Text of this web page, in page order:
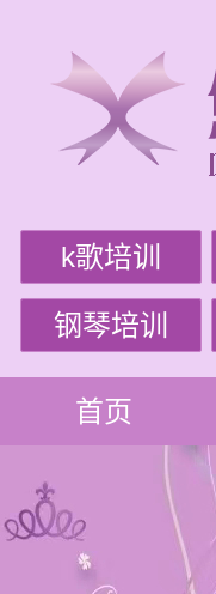
k歌培训
钢琴培训
首页